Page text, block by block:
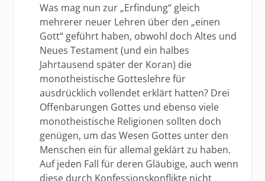
Was mag nun zur „Erfindung“ gleich
mehrerer neuer Lehren über den „einen
Gott“ geführt haben, obwohl doch Altes und
Neues Testament (und ein halbes
Jahrtausend später der Koran) die
monotheistische Gotteslehre für
ausdrücklich vollendet erklärt hatten? Drei
Offenbarungen Gottes und ebenso viele
monotheistische Religionen sollten doch
genügen, um das Wesen Gottes unter den
Menschen ein für allemal geklärt zu haben.
Auf jeden Fall für deren Gläubige, auch wenn
diese durch Konfessionskonflikte nicht